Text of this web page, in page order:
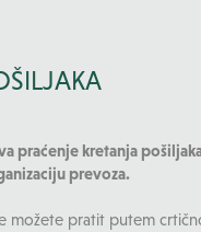
praćenje kretanja
prevoza.
možete pratit putem